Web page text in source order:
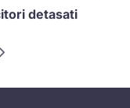
detasati